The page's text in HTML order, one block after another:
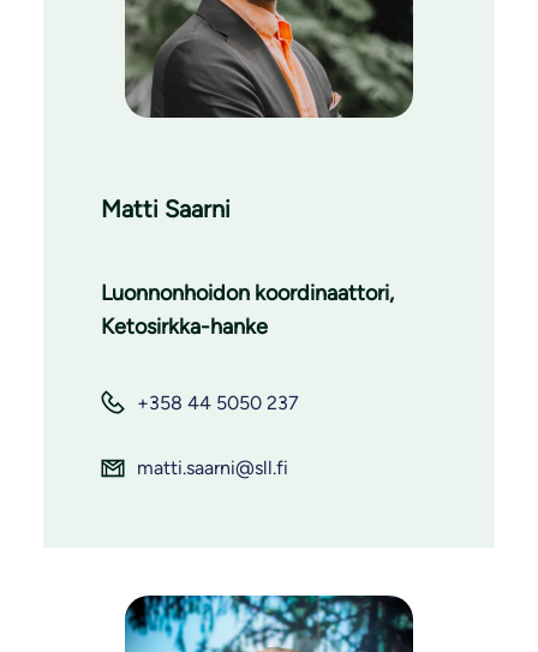
Matti Saarni
Luonnonhoidon koordinaattori,
Ketosirkka-hanke
+358 44 5050 237
matti.saarni@sll.fi